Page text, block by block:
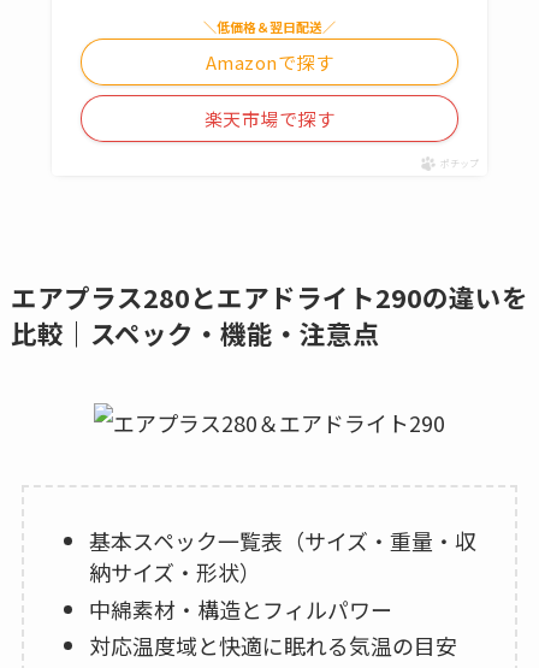
＼低価格＆翌日配送／
Amazonで探す
楽天市場で探す
ポチップ
エアプラス280とエアドライト290の違いを
比較｜スペック・機能・注意点
基本スペック一覧表（サイズ・重量・収
納サイズ・形状）
中綿素材・構造とフィルパワー
対応温度域と快適に眠れる気温の目安